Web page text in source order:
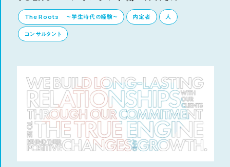
The Roots ～学生時代の経験～ 内定者 人
コンサルタント